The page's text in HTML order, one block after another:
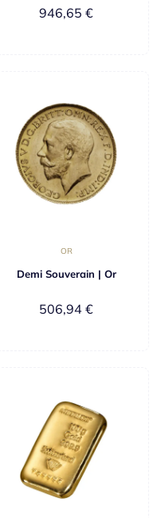
946,65 €
OR
Demi Souverain | Or
506,94 €